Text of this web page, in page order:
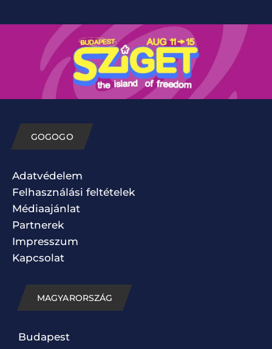
GOGOGO
Adatvédelem
Felhasználási feltételek
Médiaajánlat
Partnerek
Impresszum
Kapcsolat
MAGYARORSZÁG
Budapest